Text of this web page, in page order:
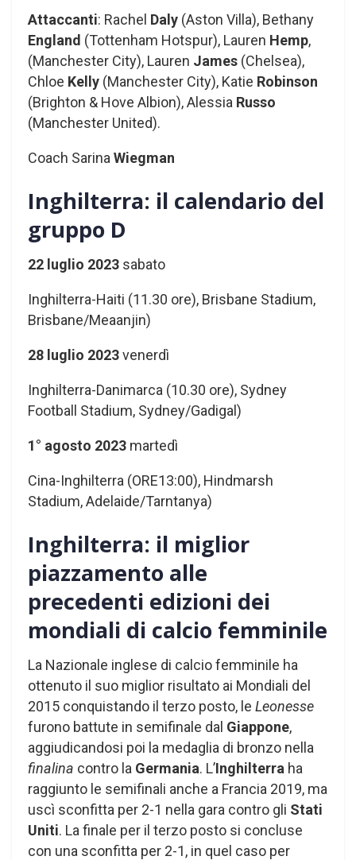
Attaccanti: Rachel Daly (Aston Villa), Bethany
England (Tottenham Hotspur), Lauren Hemp,
(Manchester City), Lauren James (Chelsea),
Chloe Kelly (Manchester City), Katie Robinson
(Brighton & Hove Albion), Alessia Russo
(Manchester United).
Coach Sarina Wiegman
Inghilterra: il calendario del
gruppo D
22 luglio 2023 sabato
Inghilterra-Haiti (11.30 ore), Brisbane Stadium,
Brisbane/Meaanjin)
28 luglio 2023venerdì
Inghilterra-Danimarca (10.30 ore), Sydney
Football Stadium, Sydney/Gadigal)
1° agosto 2023 martedì
Cina-Inghilterra (ORE13:00), Hindmarsh
Stadium, Adelaide/Tarntanya)
Inghilterra: il miglior
piazzamento alle
precedenti edizioni dei
mondiali di calcio femminile
La Nazionale inglese di calcio femminile ha
ottenuto il suo miglior risultato ai Mondiali del
2015 conquistando il terzo posto, le Leonesse
furono battute in semifinale dal Giappone,
aggiudicandosi poi la medaglia di bronzo nella
finalina contro la Germania. L’Inghilterra ha
raggiunto le semifinali anche a Francia 2019, ma
uscì sconfitta per 2-1 nella gara contro gli Stati
Uniti. La finale per il terzo posto si concluse
con una sconfitta per 2-1, in quel caso per